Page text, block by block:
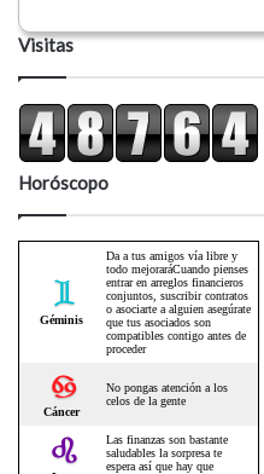
Visitas
Horóscopo